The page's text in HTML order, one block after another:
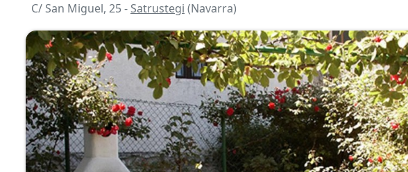
C/ San Miguel, 25 - Satrustegi (Navarra)